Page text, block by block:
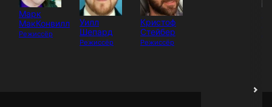
Марк
МакКонвилл
Режиссёр
Уилл
Шепард
Режиссёр
Кристоф
Стейбер
Режиссёр